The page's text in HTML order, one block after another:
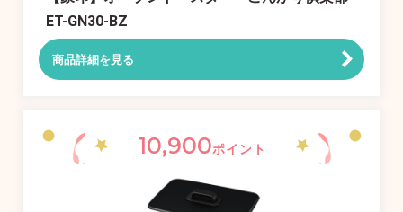
ET-GN30-BZ
商品詳細を見る
10,900ポイント